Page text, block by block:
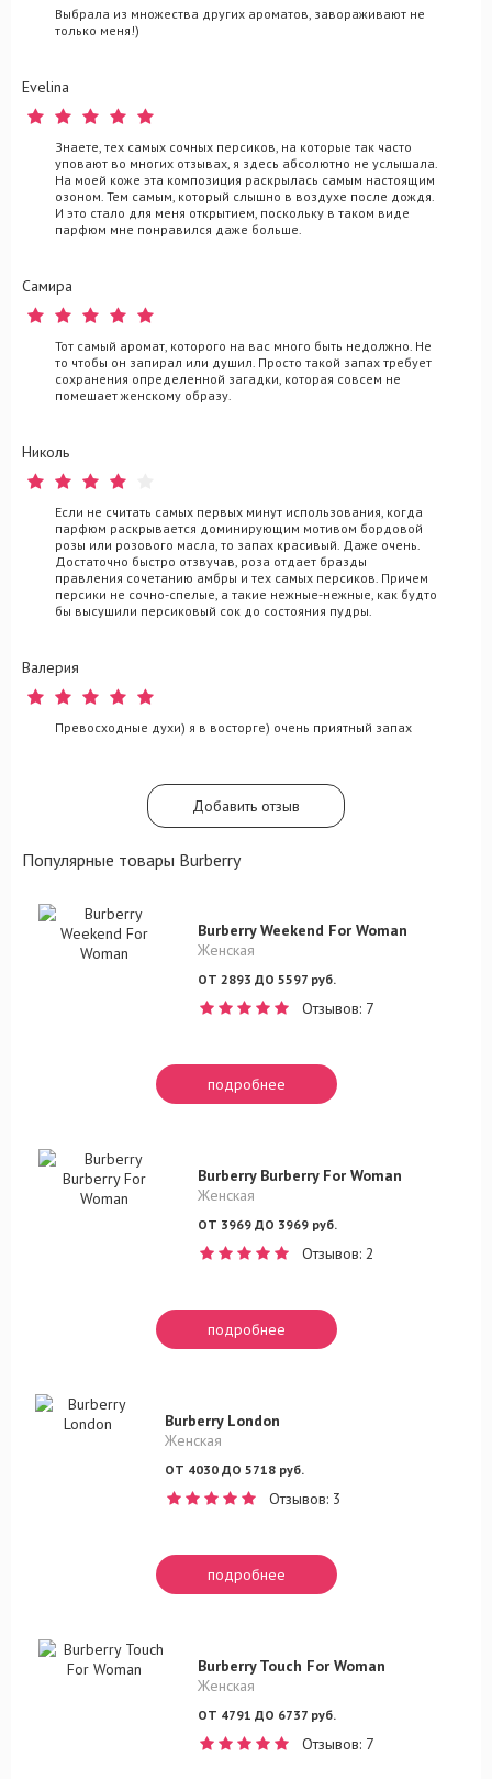
Выбрала из множества других ароматов, завораживают не
только меня!)
Evelina
Знаете, тех самых сочных персиков, на которые так часто
уповают во многих отзывах, я здесь абсолютно не услышала.
На моей коже эта композиция раскрылась самым настоящим
озоном. Тем самым, который слышно в воздухе после дождя.
И это стало для меня открытием, поскольку в таком виде
парфюм мне понравился даже больше.
Самира
Тот самый аромат, которого на вас много быть недолжно. Не
то чтобы он запирал или душил. Просто такой запах требует
сохранения определенной загадки, которая совсем не
помешает женскому образу.
Николь
Если не считать самых первых минут использования, когда
парфюм раскрывается доминирующим мотивом бордовой
розы или розового масла, то запах красивый. Даже очень.
Достаточно быстро отзвучав, роза отдает бразды
правления сочетанию амбры и тех самых персиков. Причем
персики не сочно-спелые, а такие нежные-нежные, как будто
бы высушили персиковый сок до состояния пудры.
Валерия
Превосходные духи) я в восторге) очень приятный запах
Добавить отзыв
Популярные товары Burberry
Burberry Weekend For Woman
Женская
ОТ 2893 ДО 5597 руб.
Отзывов: 7
подробнее
Burberry Burberry For Woman
Женская
ОТ 3969 ДО 3969 руб.
Отзывов: 2
подробнее
Burberry London
Женская
ОТ 4030 ДО 5718 руб.
Отзывов: 3
подробнее
Burberry Touch For Woman
Женская
ОТ 4791 ДО 6737 руб.
Отзывов: 7